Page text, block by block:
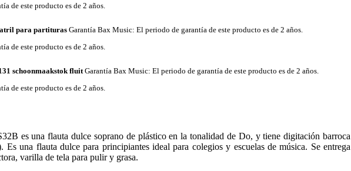
de este producto es de 2 años.
para partituras Garantía Bax Music: El periodo de garantía de este producto es de 2 años.
de este producto es de 2 años.
schoonmaakstok fluit Garantía Bax Music: El periodo de garantía de este producto es de 2 años.
de este producto es de 2 años.
es una flauta dulce soprano de plástico en la tonalidad de Do, y tiene digitación barroca
Es una flauta dulce para principiantes ideal para colegios y escuelas de música. Se entrega
varilla de tela para pulir y grasa.